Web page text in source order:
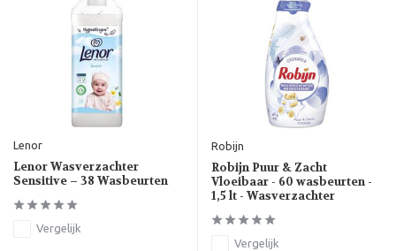
Lenor
Lenor Wasverzachter
Sensitive – 38 Wasbeurten
Vergelijk
Robijn
Robijn Puur & Zacht
Vloeibaar - 60 wasbeurten -
1,5 lt - Wasverzachter
Vergelijk